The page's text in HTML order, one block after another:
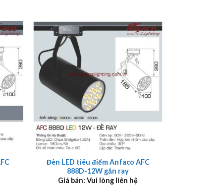
+
Đèn LED tiêu điểm Anfaco AFC
888D-12W gắn ray
Giá bán: Vui lòng liên hệ